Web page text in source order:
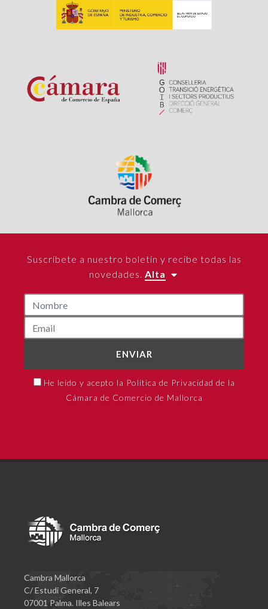
Suscríbete a nuestro boletín y recibe todas las
novedades. Alta
ENVIAR
He leído y acepto la Política de Privacidad de la
Cámara de Comercio de Mallorca
Cambra Mallorca
C/ Estudi General, 7
07001 Palma. Illes Balears